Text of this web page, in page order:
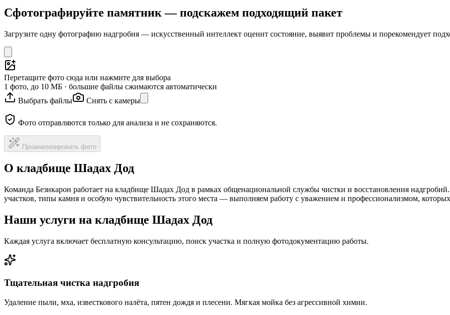
Сфотографируйте памятник — подскажем подходящий пакет
Загрузите одну фотографию надгробия — искусственный интеллект оценит состояние, выявит проблемы и порекомендует
Перетащите фото сюда или нажмите для выбора
1 фото, до 10 МБ · большие файлы сжимаются автоматически
Выбрать файлы
Снять с камеры
Фото отправляются только для анализа и не сохраняются.
Проанализировать фото
О кладбище Шадах Дод
Команда Безикарон работает на кладбище Шадах Дод в рамках общенациональной службы чистки и восстановления
участков, типы камня и особую чувствительность этого места — выполняем работу с уважением и профессионализмом,
Наши услуги на кладбище Шадах Дод
Каждая услуга включает бесплатную консультацию, поиск участка и полную фотодокументацию работы.
Тщательная чистка надгробия
Удаление пыли, мха, известкового налёта, пятен дождя и плесени. Мягкая мойка без агрессивной химии.